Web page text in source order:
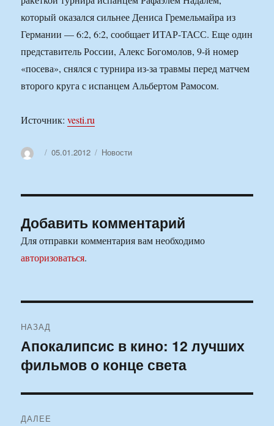
который оказался сильнее Дениса Гремельмайра из
Германии — 6:2, 6:2, сообщает ИТАР-ТАСС. Еще один
представитель России, Алекс Богомолов, 9-й номер
«посева», снялся с турнира из-за травмы перед матчем
второго круга с испанцем Альбертом Рамосом.
Источник:vesti.ru
АвторОпубликовано
05.01.2012 Рубрики
Новости
Добавить комментарий
Для отправки комментария вам необходимо
авторизоваться.
по
записям
НАЗАД
Предыдущая
запись:
Апокалипсис в кино: 12 лучших
фильмов о конце света
ДАЛЕЕ